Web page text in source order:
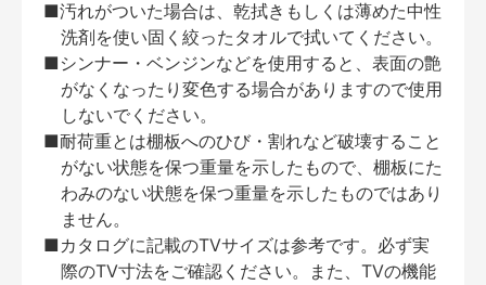
■汚れがついた場合は、乾拭きもしくは薄めた中性
洗剤を使い固く絞ったタオルで拭いてください。
■シンナー・ベンジンなどを使用すると、表面の艶
がなくなったり変色する場合がありますので使用
しないでください。
■耐荷重とは棚板へのひび・割れなど破壊すること
がない状態を保つ重量を示したもので、棚板にた
わみのない状態を保つ重量を示したものではあり
ません。
■カタログに記載のTVサイズは参考です。必ず実
際のTV寸法をご確認ください。また、TVの機能